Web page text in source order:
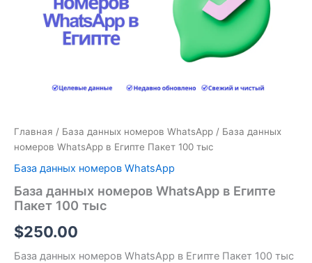
Главная / База данных номеров WhatsApp / База данных
номеров WhatsApp в Египте Пакет 100 тыс
База данных номеров WhatsApp
База данных номеров WhatsApp в Египте
Пакет 100 тыс
$250.00
База данных номеров WhatsApp в Египте Пакет 100 тыс
WhatsApp